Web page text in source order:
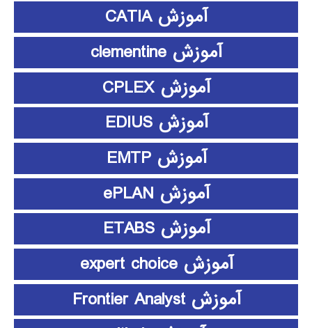
آموزش CATIA
آموزش clementine
آموزش CPLEX
آموزش EDIUS
آموزش EMTP
آموزش ePLAN
آموزش ETABS
آموزش expert choice
آموزش Frontier Analyst